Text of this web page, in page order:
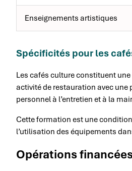
Enseignements artistiques
Spécificités pour les
Les cafés culture constituent
activité de restauration avec une
personnel à l’entretien et à la
Cette formation est une condition
l’utilisation des équipements
Opérations